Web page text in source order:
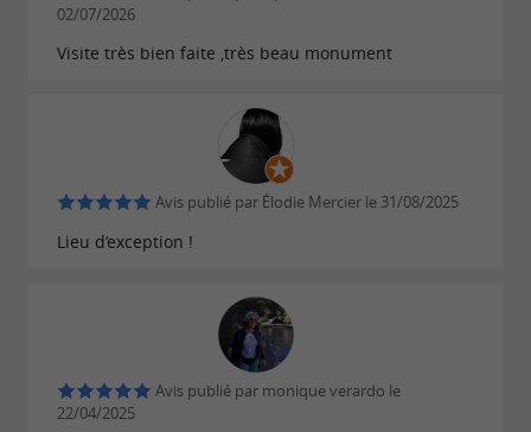
Gironde.
Un lieu d’exception pour vos
événements privés
Le Château du Hamel propose également
location de ses espacespour des événements
privés. Mariages, cocktails ou réunions
historique, avec plusieurs configurations pour
accueillir entre 80 et 100 personnes
adresse rare pour vivre un moment unique dans
un lieu chargé d’histoire.
02/07/2026
Visite très bien faite ,très beau monument
Avis publié par Élodie Mercier le 31/08/2025
Lieu d’exception !
Avis publié par monique verardo le
22/04/2025